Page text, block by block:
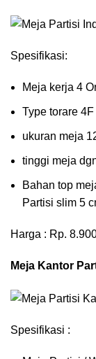
Spesifikasi:
Meja kerja 4
Type torare 4F
ukuran meja
tinggi meja
Bahan top
Partisi slim 5
Harga : Rp.
Meja Kantor
Spesifikasi :